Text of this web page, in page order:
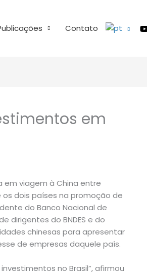
Contato
em
em viagem à China entre
dois países na promoção de
do Banco Nacional de
dirigentes do BNDES e do
chinesas para apresentar
de empresas daquele país.
no Brasil”, afirmou